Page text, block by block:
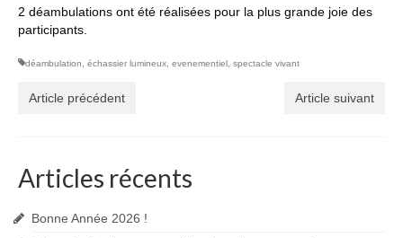
2 déambulations ont été réalisées pour la plus grande joie des
participants.
déambulation échassier lumineux evenementiel spectacle vivant
Article précédent Article suivant
Articles récents
Bonne Année 2026 !